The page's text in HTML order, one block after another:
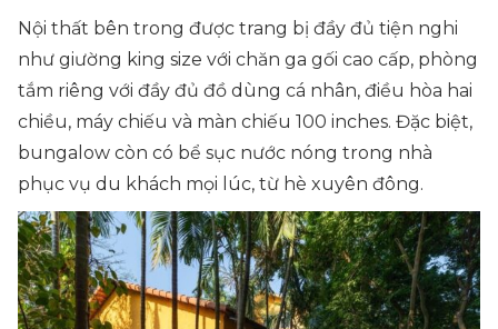
Nội thất bên trong được trang bị đầy đủ tiện nghi
như giường king size với chăn ga gối cao cấp, phòng
tắm riêng với đầy đủ đồ dùng cá nhân, điều hòa hai
chiều, máy chiếu và màn chiếu 100 inches. Đặc biệt,
bungalow còn có bể sục nước nóng trong nhà
phục vụ du khách mọi lúc, từ hè xuyên đông.